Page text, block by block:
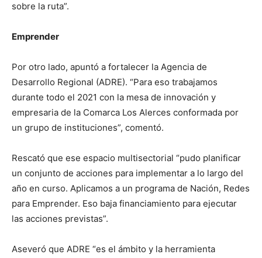
sobre la ruta”.
Emprender
Por otro lado, apuntó a fortalecer la Agencia de
Desarrollo Regional (ADRE). “Para eso trabajamos
durante todo el 2021 con la mesa de innovación y
empresaria de la Comarca Los Alerces conformada por
un grupo de instituciones”, comentó.
Rescató que ese espacio multisectorial “pudo planificar
un conjunto de acciones para implementar a lo largo del
año en curso. Aplicamos a un programa de Nación, Redes
para Emprender. Eso baja financiamiento para ejecutar
las acciones previstas”.
Aseveró que ADRE “es el ámbito y la herramienta